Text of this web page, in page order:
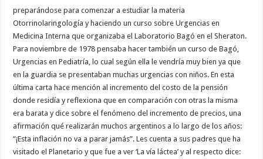
preparándose para comenzar a estudiar la materia
Otorrinolaringología y haciendo un curso sobre Urgencias en
Medicina Interna que organizaba el Laboratorio Bagó en el Sheraton.
Para noviembre de 1978 pensaba hacer también un curso de Bagó,
Urgencias en Pediatría, lo cual según ella le vendría muy bien ya que
en la guardia se presentaban muchas urgencias con niños. En esta
última carta hace mención al incremento del costo de la pensión
donde residía y reflexiona que en comparación con otras la misma
era barata y dice sobre el fenómeno del incremento de precios, una
afirmación qué realizarán muchos argentinos a lo largo de los años:
“¡Esta inflación no va a parar jamás”. Les cuenta a sus padres que ha
visitado el Planetario y que fue a ver ‘La vía láctea’ y al respecto dice: